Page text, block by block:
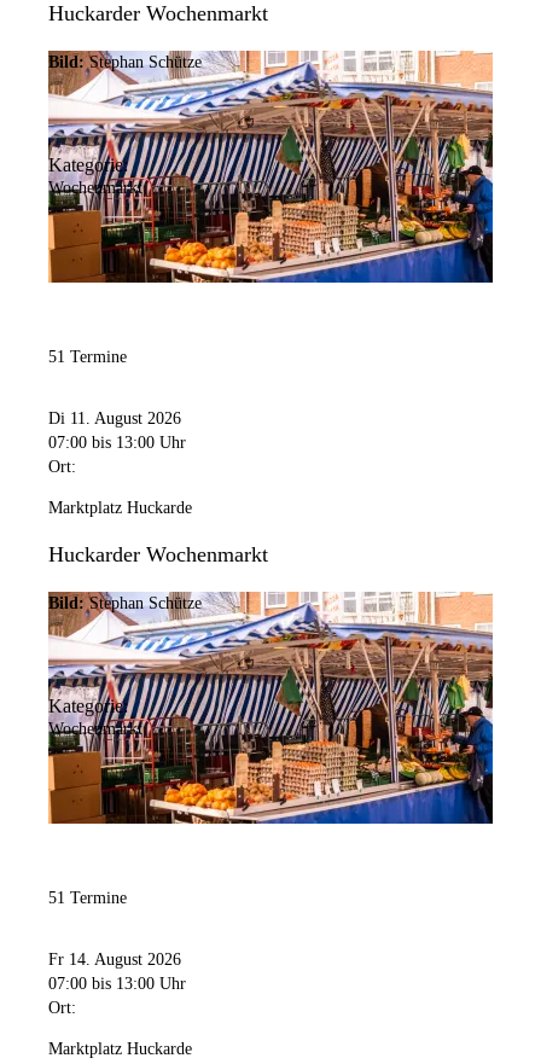
Huckarder Wochenmarkt
Bild: Stephan Schütze
Kategorie:
Wochenmarkt
51 Termine
Di 11. August 2026
07:00 bis 13:00 Uhr
Ort:
Marktplatz Huckarde
Huckarder Wochenmarkt
Bild: Stephan Schütze
Kategorie:
Wochenmarkt
51 Termine
Fr 14. August 2026
07:00 bis 13:00 Uhr
Ort:
Marktplatz Huckarde